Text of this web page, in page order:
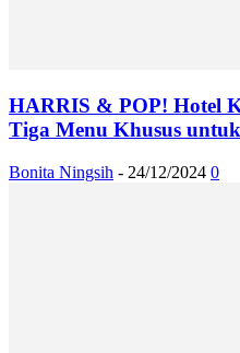
HARRIS & POP! Hotel
Tiga Menu Khusus
Bonita Ningsih - 24/12/2024 0